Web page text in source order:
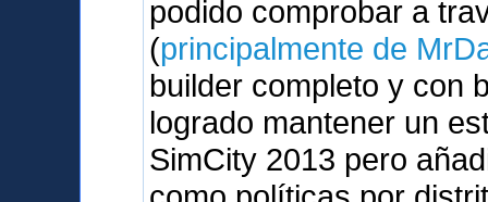
podido comprobar a
(principalmente de
builder completo y con
logrado mantener un
SimCity 2013 pero